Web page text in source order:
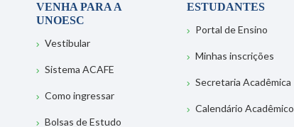
VENHA PARA A
UNOESC
Vestibular
Sistema ACAFE
Como ingressar
Bolsas de Estudo
ESTUDANTES
Portal de Ensino
Minhas inscrições
Secretaria Acadêmica
Calendário Acadêmico